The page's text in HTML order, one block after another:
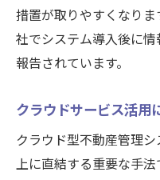
措置が取りやすくなり
社でシステム導入後に
報告されています。
クラウドサービス活用
クラウド型不動産管理
上に直結する重要な手法